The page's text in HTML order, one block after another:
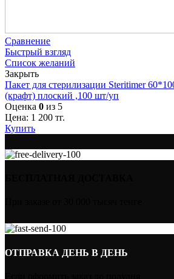
Сравнение
Быстрый взгляд
Список желаний
Закрыть
Пакет для стерилизации Steritimer
(крафт) плоский ,100 шт/уп
Оценка 0 из 5
Цена: 1 200 тг.
Купить
ОТПРАВКА ДЕНЬ В ДЕНЬ